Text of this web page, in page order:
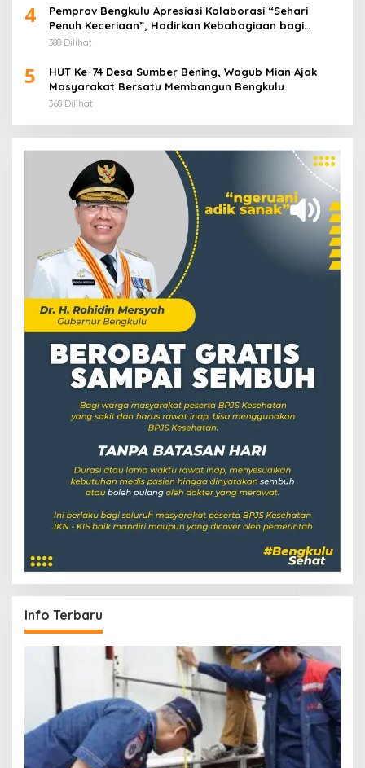
4
Pemprov Bengkulu Apresiasi Kolaborasi “Sehari
Penuh Keceriaan”, Hadirkan Kebahagiaan bagi
Puluhan Anak Panti Asuhan
388 Dilihat
5
HUT Ke-74 Desa Sumber Bening, Wagub Mian Ajak
Masyarakat Bersatu Membangun Bengkulu
368 Dilihat
Info Terbaru